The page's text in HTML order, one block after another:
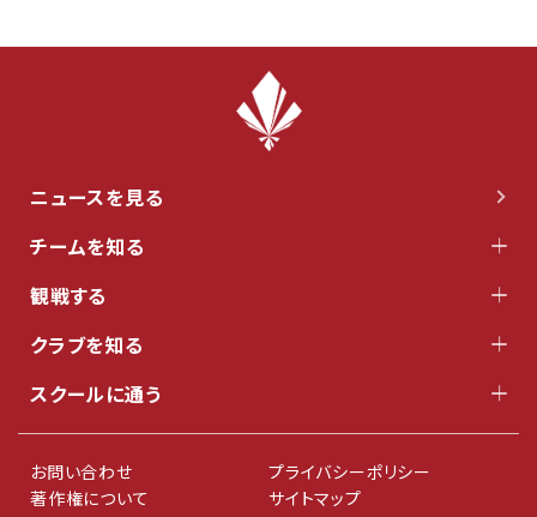
ニュースを見る
チームを知る
観戦する
クラブを知る
スクールに通う
お問い合わせ
プライバシーポリシー
著作権について
サイトマップ